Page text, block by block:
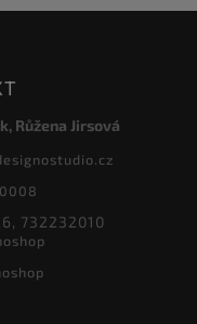
Růžena Jirsová
732232010